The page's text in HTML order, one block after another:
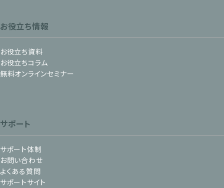
お役立ち情報
お役立ち資料
お役立ちコラム
無料オンラインセミナー
サポート
サポート体制
お問い合わせ
よくある質問
サポートサイト